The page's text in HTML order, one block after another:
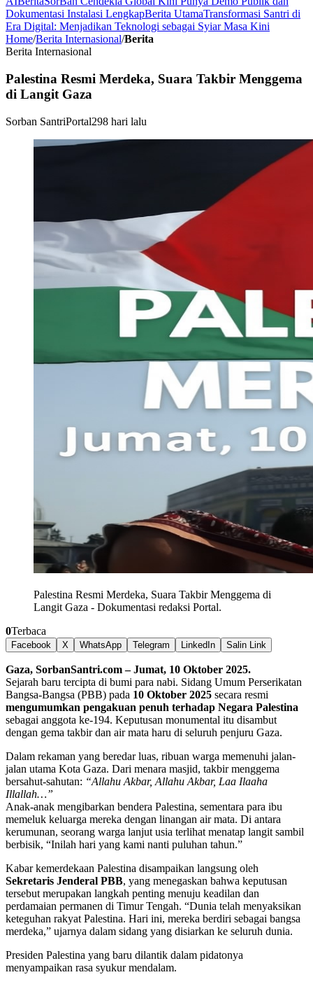
Dokumentasi Instalasi LengkapBerita UtamaTransformasi Santri di
Era Digital: Menjadikan Teknologi sebagai Syiar Masa Kini
Home/Berita Internasional/Berita
Berita Internasional
Palestina Resmi Merdeka, Suara Takbir Menggema
di Langit Gaza
Sorban SantriPortal298 hari lalu
Palestina Resmi Merdeka, Suara Takbir Menggema di
Langit Gaza - Dokumentasi redaksi Portal.
0Terbaca
Facebook X WhatsApp Telegram LinkedIn Salin Link
Gaza, SorbanSantri.com – Jumat, 10 Oktober 2025.
Sejarah baru tercipta di bumi para nabi. Sidang Umum Perserikatan
Bangsa-Bangsa (PBB) pada 10 Oktober 2025 secara resmi
mengumumkan pengakuan penuh terhadap Negara Palestina
sebagai anggota ke-194. Keputusan monumental itu disambut
dengan gema takbir dan air mata haru di seluruh penjuru Gaza.
Dalam rekaman yang beredar luas, ribuan warga memenuhi jalan-
jalan utama Kota Gaza. Dari menara masjid, takbir menggema
bersahut-sahutan: “Allahu Akbar, Allahu Akbar, Laa Ilaaha
Illallah…”
Anak-anak mengibarkan bendera Palestina, sementara para ibu
memeluk keluarga mereka dengan linangan air mata. Di antara
kerumunan, seorang warga lanjut usia terlihat menatap langit sambil
berbisik, “Inilah hari yang kami nanti puluhan tahun.”
Kabar kemerdekaan Palestina disampaikan langsung oleh
Sekretaris Jenderal PBB, yang menegaskan bahwa keputusan
tersebut merupakan langkah penting menuju keadilan dan
perdamaian permanen di Timur Tengah. “Dunia telah menyaksikan
keteguhan rakyat Palestina. Hari ini, mereka berdiri sebagai bangsa
merdeka,” ujarnya dalam sidang yang disiarkan ke seluruh dunia.
Presiden Palestina yang baru dilantik dalam pidatonya
menyampaikan rasa syukur mendalam.